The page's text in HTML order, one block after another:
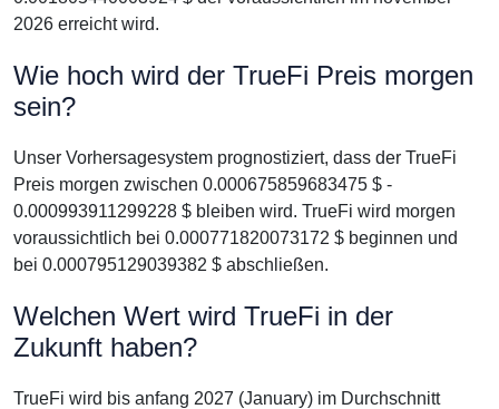
2026 erreicht wird.
Wie hoch wird der TrueFi Preis morgen
sein?
Unser Vorhersagesystem prognostiziert, dass der TrueFi
Preis morgen zwischen 0.000675859683475 $ -
0.000993911299228 $ bleiben wird. TrueFi wird morgen
voraussichtlich bei 0.000771820073172 $ beginnen und
bei 0.000795129039382 $ abschließen.
Welchen Wert wird TrueFi in der
Zukunft haben?
TrueFi wird bis anfang 2027 (January) im Durchschnitt